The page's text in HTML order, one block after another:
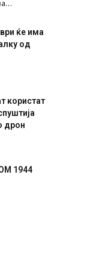
ќе има
од
користат
дрон
1944